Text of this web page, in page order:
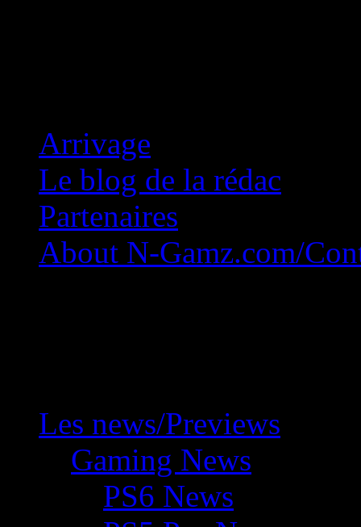
Arrivage
Le blog de la rédac
Partenaires
About N-Gamz.com/
Les news/Previews
Gaming News
PS6 News